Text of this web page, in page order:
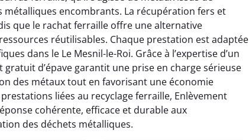
métalliques encombrants. La récupération fers et
que le rachat ferraille offre une alternative
réutilisables. Chaque prestation est adaptée
dans le Le Mesnil-le-Roi. Grâce à l’expertise d’un
d’épave garantit une prise en charge sérieuse
des métaux tout en favorisant une économie
liées au recyclage ferraille, Enlèvement
cohérente, efficace et durable aux
des déchets métalliques.
2024
terrassement
Var était
L'équipe a
efficace
laissant
impeccable et
nouveau
21 juin 2024
Le service de terrassement
jardin à Var était
exceptionnel. L'équipe a
travaillé de manière efficace
et professionnelle, laissant
notre jardin impeccable et
prêt pour notre nouveau